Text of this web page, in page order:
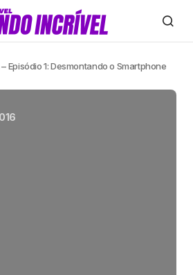
Episódio 1: Desmontando o Smartphone